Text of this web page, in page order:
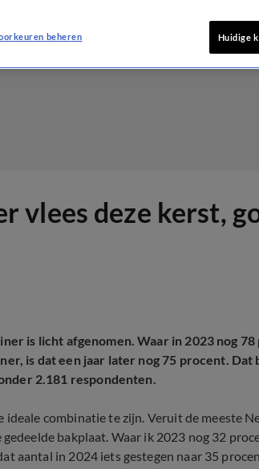
vlees deze kerst,
is licht afgenomen. Waar in 2023 nog
is dat een jaar later nog 75 procent.
2.181 respondenten.
combinatie te zijn. Veruit de meeste
bakplaat. Waar ik 2023 nog 32
aantal in 2024 iets gestegen naar 35
beheren Huidige